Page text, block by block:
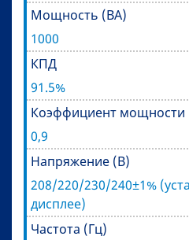
Мощность (ВА)
1000
КПД
91.5%
Коэффициент мощности
0,9
Напряжение (В)
208/220/230/240±1%
дисплее)
Частота (Гц)